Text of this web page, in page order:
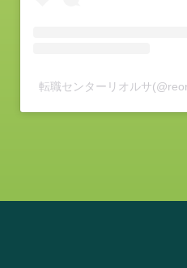
転職センターリオルサ